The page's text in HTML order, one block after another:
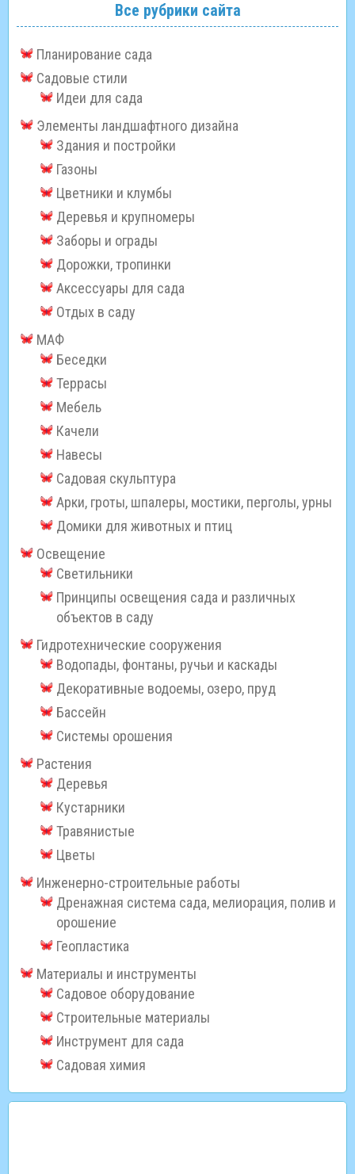
Все рубрики сайта
Планирование сада
Садовые стили
Идеи для сада
Элементы ландшафтного дизайна
Здания и постройки
Газоны
Цветники и клумбы
Деревья и крупномеры
Заборы и ограды
Дорожки, тропинки
Аксессуары для сада
Отдых в саду
МАФ
Беседки
Террасы
Мебель
Качели
Навесы
Садовая скульптура
Арки, гроты, шпалеры, мостики, перголы, урны
Домики для животных и птиц
Освещение
Светильники
Принципы освещения сада и различных
объектов в саду
Гидротехнические сооружения
Водопады, фонтаны, ручьи и каскады
Декоративные водоемы, озеро, пруд
Бассейн
Системы орошения
Растения
Деревья
Кустарники
Травянистые
Цветы
Инженерно-строительные работы
Дренажная система сада, мелиорация, полив и
орошение
Геопластика
Материалы и инструменты
Садовое оборудование
Строительные материалы
Инструмент для сада
Садовая химия